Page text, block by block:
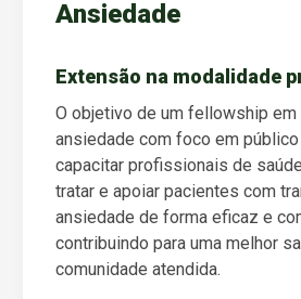
Ansiedade
Extensão na modalidade
O objetivo de um fellowship em
ansiedade com foco em
capacitar profissionais de
tratar e apoiar pacientes com
ansiedade de forma eficaz e
contribuindo para uma melhor
comunidade atendida.